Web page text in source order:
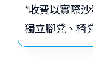
*收費以實際
獨立腳凳、椅